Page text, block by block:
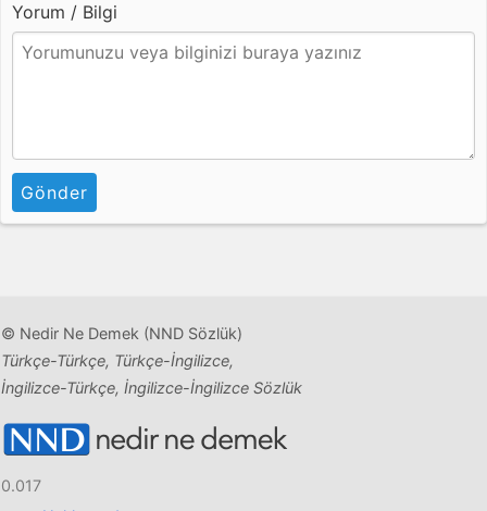
Yorum / Bilgi
Gönder
© Nedir Ne Demek (NND Sözlük)
Türkçe-Türkçe, Türkçe-İngilizce,
İngilizce-Türkçe, İngilizce-İngilizce Sözlük
0.017